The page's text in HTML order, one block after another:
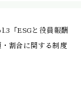
「ESGと役員報酬
割合に関する制度